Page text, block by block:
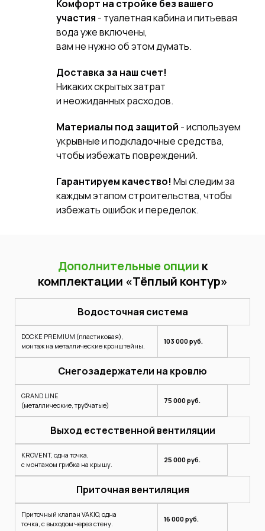
Комфорт на стройке без вашего
участия - туалетная кабина и питьевая
вода уже включены,
вам не нужно об этом думать.
Доставка за наш счет!
Никаких скрытых затрат
и неожиданных расходов.
Материалы под защитой - используем
укрывные и подкладочные средства,
чтобы избежать повреждений.
Гарантируем качество! Мы следим за
каждым этапом строительства, чтобы
избежать ошибок и переделок.
Дополнительныеопции к
комплектации «Тёплый контур»
Водосточная система
DOCKE PREMIUM (пластиковая),
монтаж на металлические кронштейны.
103 000 руб.
Снегозадержатели на кровлю
GRAND LINE
(металлические, трубчатые)
75 000 руб.
Выход естественной вентиляции
KROVENT, одна точка,
с монтажом грибка на крышу.
25 000 руб.
Приточная вентиляция
Приточный клапан VAKIO, одна
точка, с выходом через стену.
16 000 руб.